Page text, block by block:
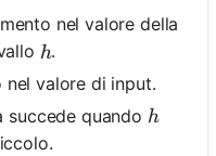
nel valore della
h
h.
valore di input.
succede quando h
h